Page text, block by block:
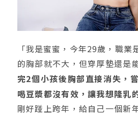
「我是蜜蜜，今年29歲，職業
的胸部就不大，但穿厚墊還是
完2個小孩後胸部直接消失，
喝豆漿都沒有效，讓我想隆乳
剛好踫上跨年，給自己一個新